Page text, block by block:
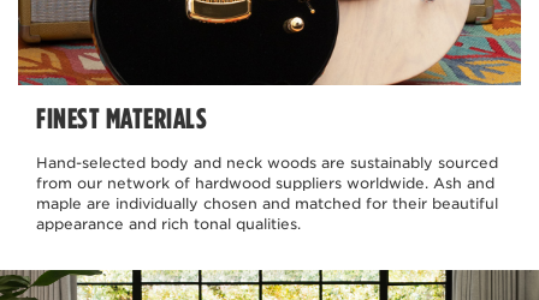
FINEST MATERIALS
Hand-selected body and neck woods are sustainably sourced
from our network of hardwood suppliers worldwide. Ash and
maple are individually chosen and matched for their beautiful
appearance and rich tonal qualities.